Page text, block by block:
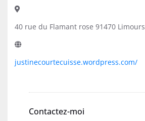
40 rue du Flamant rose 91470 Limours
justinecourtecuisse.wordpress.com/
Contactez-moi